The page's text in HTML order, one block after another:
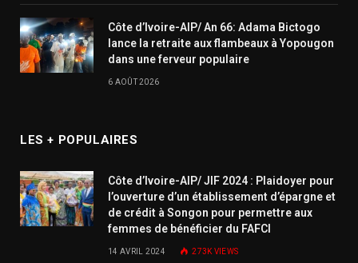
Côte d’Ivoire-AIP/ An 66: Adama Bictogo
lance la retraite aux flambeaux à Yopougon
dans une ferveur populaire
6 AOÛT 2026
LES + POPULAIRES
Côte d’Ivoire-AIP/ JIF 2024 : Plaidoyer pour
l’ouverture d’un établissement d’épargne et
de crédit à Songon pour permettre aux
femmes de bénéficier du FAFCI
14 AVRIL 2024 273K VIEWS